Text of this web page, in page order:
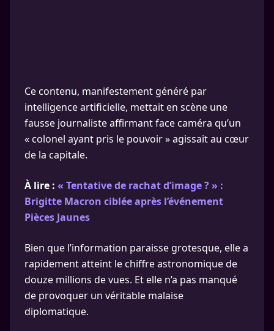
Ce contenu, manifestement généré par
intelligence artificielle, mettait en scène une
fausse journaliste affirmant face caméra qu’un
« colonel ayant pris le pouvoir » agissait au cœur
de la capitale.
À lire : « Tentative de rachat d’image ? » :
Brigitte Macron ciblée après l’événement
Pièces Jaunes
Bien que l’information paraisse grotesque, elle a
rapidement atteint le chiffre astronomique de
douze millions de vues. Et elle n’a pas manqué
de provoquer un véritable malaise
diplomatique.